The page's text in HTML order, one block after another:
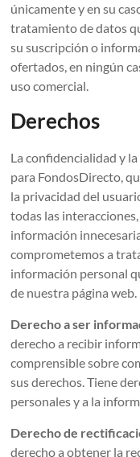
únicamente y en su
tratamiento de datos
su suscripción o
ofertados, en ningún
uso comercial.
Derechos
La confidencialidad y
para FondosDirecto,
la privacidad del
todas las
información
comprometemos a
información personal
de nuestra página web.
Derecho a ser
derecho a recibir
comprensible sobre
sus derechos. Tiene
personales y a la
Derecho de
derecho a obtener la